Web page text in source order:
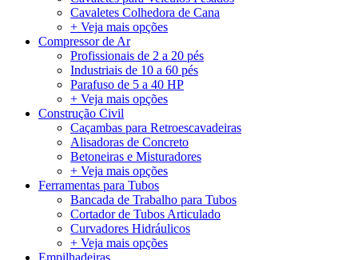
Cavaletes Colhedora de Cana
+ Veja mais opções
Compressor de Ar
Profissionais de 2 a 20 pés
Industriais de 10 a 60 pés
Parafuso de 5 a 40 HP
+ Veja mais opções
Construção Civil
Caçambas para Retroescavadeiras
Alisadoras de Concreto
Betoneiras e Misturadores
+ Veja mais opções
Ferramentas para Tubos
Bancada de Trabalho para Tubos
Cortador de Tubos Articulado
Curvadores Hidráulicos
+ Veja mais opções
Empilhadeiras